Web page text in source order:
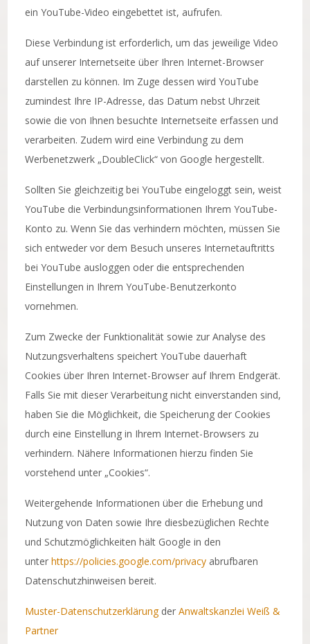
ein YouTube-Video eingebettet ist, aufrufen.
Diese Verbindung ist erforderlich, um das jeweilige Video
auf unserer Internetseite über Ihren Internet-Browser
darstellen zu können. Im Zuge dessen wird YouTube
zumindest Ihre IP-Adresse, das Datum nebst Uhrzeit
sowie die von Ihnen besuchte Internetseite erfassen und
verarbeiten. Zudem wird eine Verbindung zu dem
Werbenetzwerk „DoubleClick“ von Google hergestellt.
Sollten Sie gleichzeitig bei YouTube eingeloggt sein, weist
YouTube die Verbindungsinformationen Ihrem YouTube-
Konto zu. Wenn Sie das verhindern möchten, müssen Sie
sich entweder vor dem Besuch unseres Internetauftritts
bei YouTube ausloggen oder die entsprechenden
Einstellungen in Ihrem YouTube-Benutzerkonto
vornehmen.
Zum Zwecke der Funktionalität sowie zur Analyse des
Nutzungsverhaltens speichert YouTube dauerhaft
Cookies über Ihren Internet-Browser auf Ihrem Endgerät.
Falls Sie mit dieser Verarbeitung nicht einverstanden sind,
haben Sie die Möglichkeit, die Speicherung der Cookies
durch eine Einstellung in Ihrem Internet-Browsers zu
verhindern. Nähere Informationen hierzu finden Sie
vorstehend unter „Cookies“.
Weitergehende Informationen über die Erhebung und
Nutzung von Daten sowie Ihre diesbezüglichen Rechte
und Schutzmöglichkeiten hält Google in den
unterhttps://policies.google.com/privacy abrufbaren
Datenschutzhinweisen bereit.
Muster-DatenschutzerklärungderAnwaltskanzlei Weiß &
Partner